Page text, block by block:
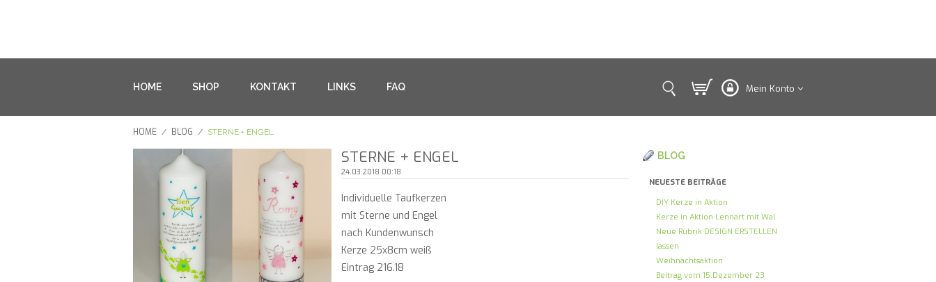
Mein Konto
HOME SHOP KONTAKT LINKS FAQ
HOME / BLOG / STERNE + ENGEL
STERNE + ENGEL
24.03.2018 00:18
Individuelle Taufkerzen
mit Sterne und Engel
nach Kundenwunsch
Kerze 25x8cm weiß
Eintrag 216.18
BLOG
NEUESTE BEITRÄGE
DIY Kerze in Aktion
Kerze in Aktion Lennart mit Wal
Neue Rubrik DESIGN ERSTELLEN
lassen
Weihnachtsaktion
Beitrag vom 15.Dezember 23